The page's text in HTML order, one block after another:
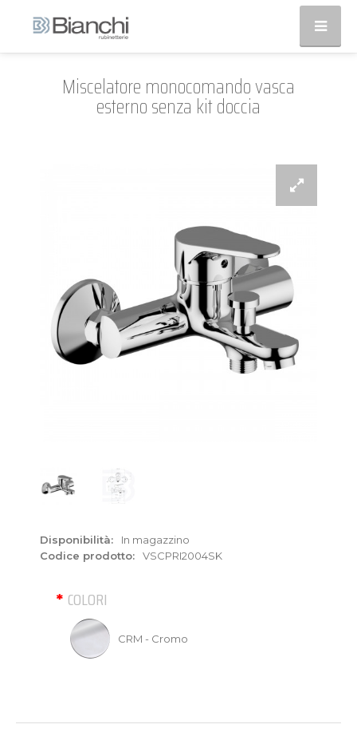
Miscelatore monocomando vasca
esterno senza kit doccia
Disponibilità:
In magazzino
Codice prodotto:
VSCPRI2004SK
COLORI
CRM - Cromo